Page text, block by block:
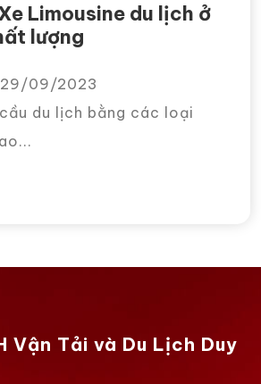
Limousine du lịch ở
lượng
29/09/2023
du lịch bằng các loại
Vận Tải và Du Lịch Duy